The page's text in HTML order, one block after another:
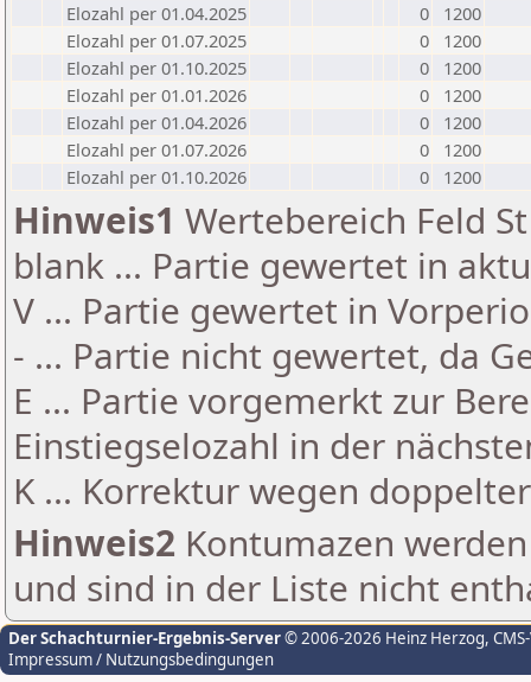
Elozahl per 01.04.2025
0
1200
Elozahl per 01.07.2025
0
1200
Elozahl per 01.10.2025
0
1200
Elozahl per 01.01.2026
0
1200
Elozahl per 01.04.2026
0
1200
Elozahl per 01.07.2026
0
1200
Elozahl per 01.10.2026
0 1200
Hinweis1 Wertebereich Feld
blank ... Partie gewertet in
V ... Partie gewertet in
- ... Partie nicht gewertet, da
E ... Partie vorgemerkt zur
Einstiegselozahl in der
K ... Korrektur wegen
Hinweis2 Kontumazen
und sind in der Liste nicht
Der Schachturnier-Ergebnis-Server© 2006-2026 Heinz Herzog,
Impressum / Nutzungsbedingungen